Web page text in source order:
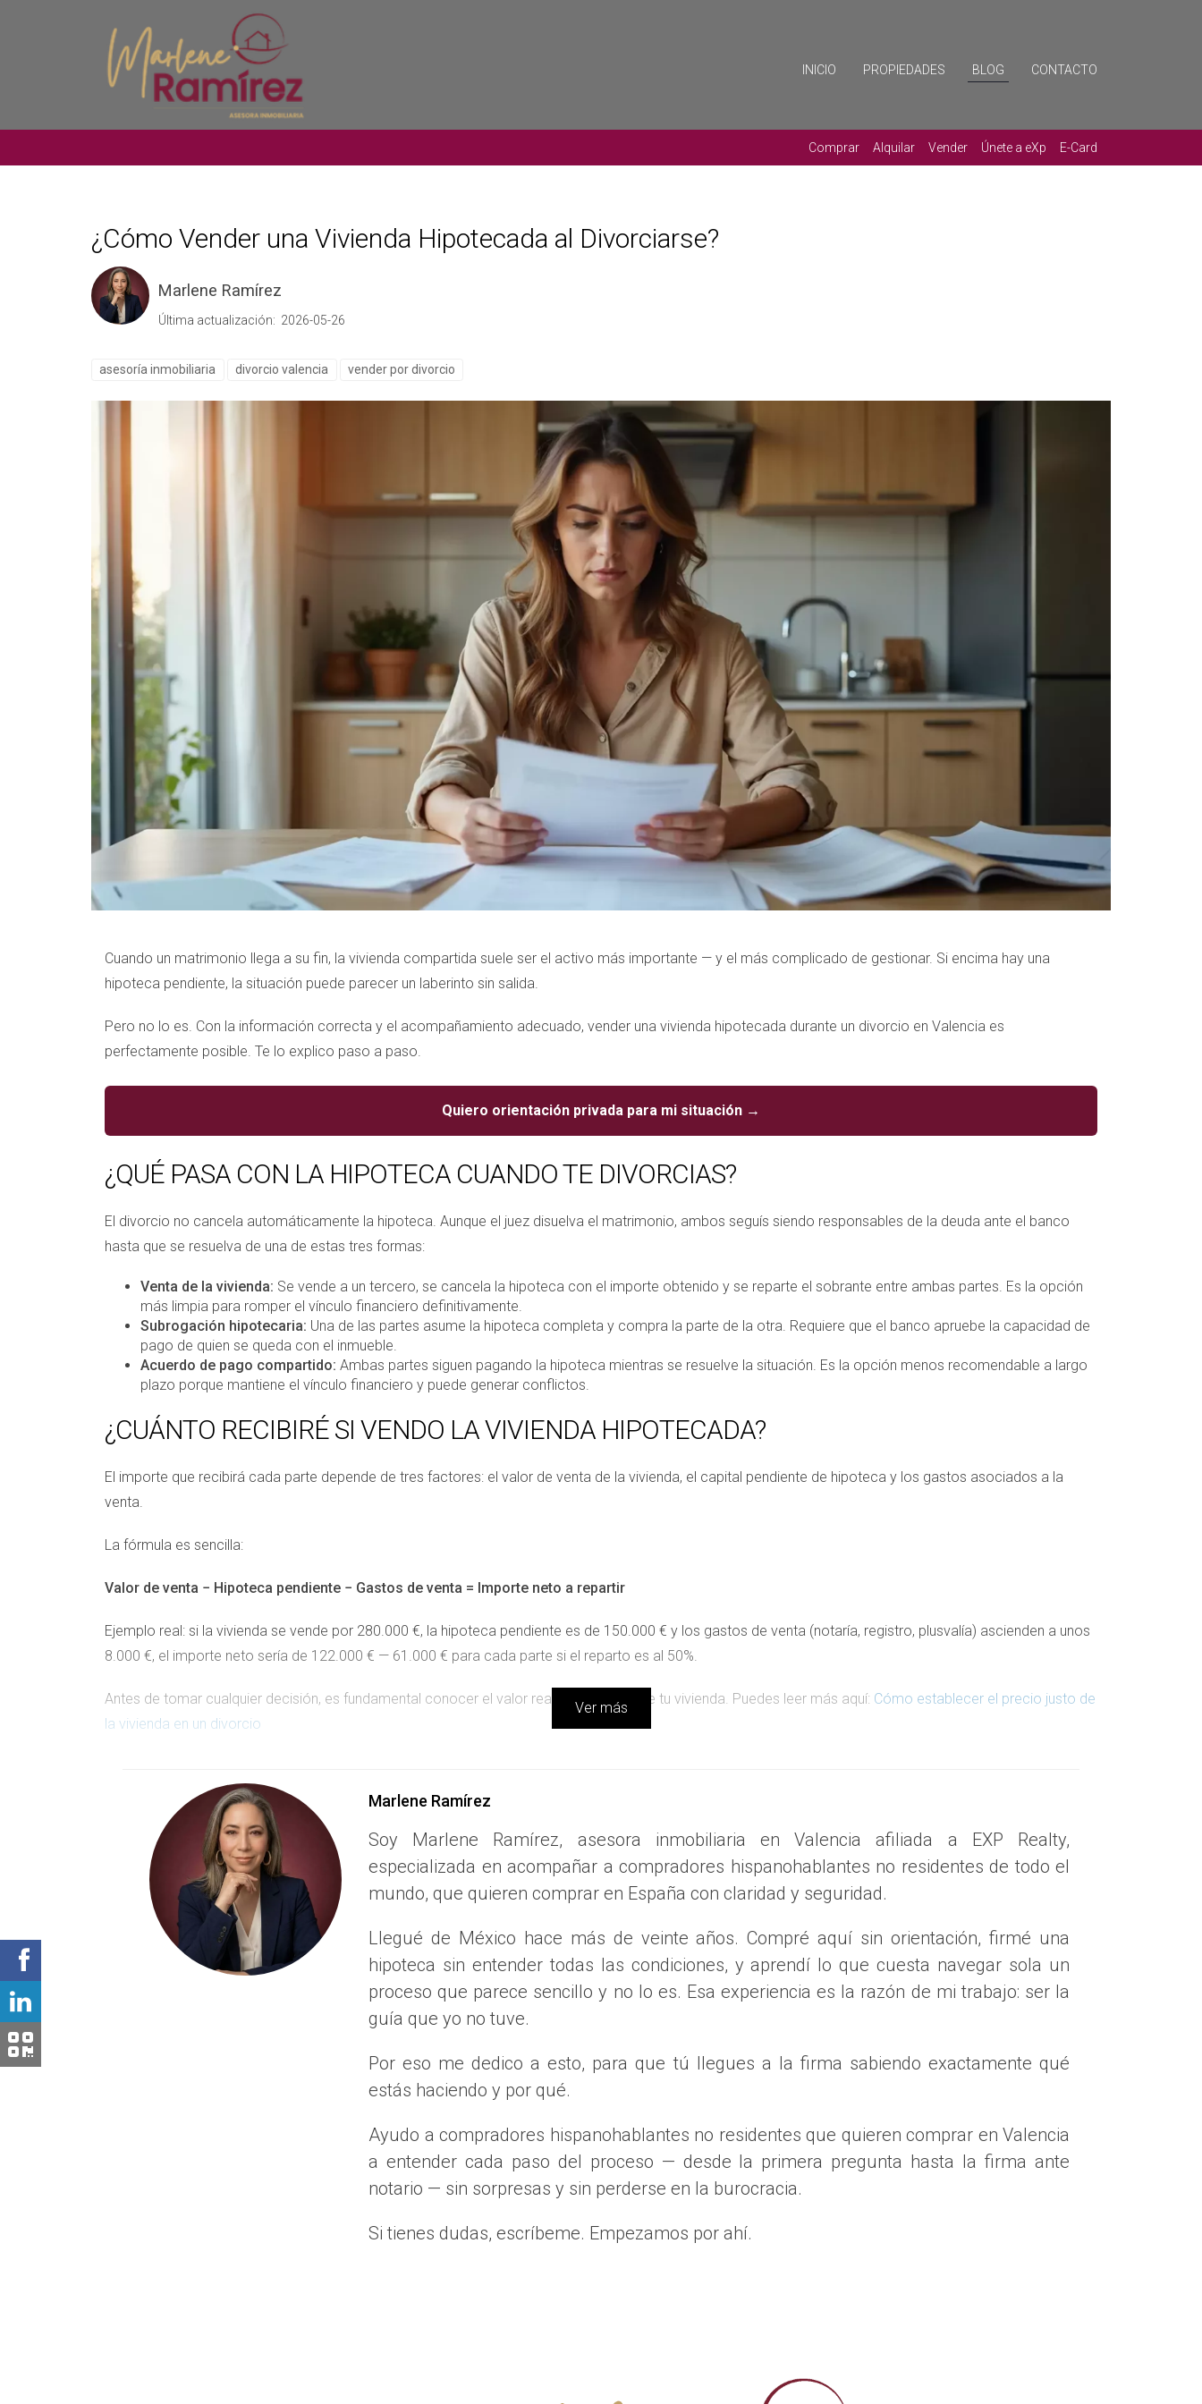
INICIO PROPIEDADES BLOG CONTACTO
Comprar Alquilar Vender Únete a eXp E-Card
¿Cómo Vender una Vivienda Hipotecada al Divorciarse?
Marlene Ramírez
Última actualización: 2026-05-26
asesoría inmobiliaria divorcio valencia vender por divorcio
Cuando un matrimonio llega a su fin, la vivienda compartida suele ser el activo más importante — y el más complicado de gestionar. Si encima hay una
hipoteca pendiente, la situación puede parecer un laberinto sin salida.
Pero no lo es. Con la información correcta y el acompañamiento adecuado, vender una vivienda hipotecada durante un divorcio en Valencia es
perfectamente posible. Te lo explico paso a paso.
Quiero orientación privada para mi situación →
¿QUÉ PASA CON LA HIPOTECA CUANDO TE DIVORCIAS?
El divorcio no cancela automáticamente la hipoteca. Aunque el juez disuelva el matrimonio, ambos seguís siendo responsables de la deuda ante el banco
hasta que se resuelva de una de estas tres formas:
Venta de la vivienda: Se vende a un tercero, se cancela la hipoteca con el importe obtenido y se reparte el sobrante entre ambas partes. Es la opción
más limpia para romper el vínculo financiero definitivamente.
Subrogación hipotecaria: Una de las partes asume la hipoteca completa y compra la parte de la otra. Requiere que el banco apruebe la capacidad de
pago de quien se queda con el inmueble.
Acuerdo de pago compartido: Ambas partes siguen pagando la hipoteca mientras se resuelve la situación. Es la opción menos recomendable a largo
plazo porque mantiene el vínculo financiero y puede generar conflictos.
¿CUÁNTO RECIBIRÉ SI VENDO LA VIVIENDA HIPOTECADA?
El importe que recibirá cada parte depende de tres factores: el valor de venta de la vivienda, el capital pendiente de hipoteca y los gastos asociados a la
venta.
La fórmula es sencilla:
Valor de venta − Hipoteca pendiente − Gastos de venta = Importe neto a repartir
Ejemplo real: si la vivienda se vende por 280.000 €, la hipoteca pendiente es de 150.000 € y los gastos de venta (notaría, registro, plusvalía) ascienden a unos
8.000 €, el importe neto sería de 122.000 € — 61.000 € para cada parte si el reparto es al 50%.
Antes de tomar cualquier decisión, es fundamental conocer el valor real de mercado de tu vivienda. Puedes leer más aquí: Cómo establecer el precio justo de
la vivienda en un divorcio
¿Y SI LA VENTA NO CUBRE LA HIPOTECA?
Es una situación que ocurre cuando el valor de mercado de la vivienda ha bajado respecto al momento en que se firmó la hipoteca, o cuando la hipoteca se
contrató con poco capital inicial y queda mucho por amortizar.
En ese caso, ambas partes seguirían siendo responsables del saldo deudor restante. Hay varias vías para gestionarlo:
Negociar con el banco una quita o reestructuración de la deuda
Asumir la diferencia entre ambas partes según un acuerdo privado
Es una situación que requiere asesoramiento legal y financiero específico además del inmobiliario. Si estás en este escenario, escríbeme y te oriento sobre
¿PUEDE UNO DE LOS DOS QUEDARSE CON LA CASA SI HAY HIPOTECA?
Sí, pero hay que cumplir un requisito clave: el banco tiene que aprobar la subrogación. Esto significa que quien se queda con la vivienda debe demostrar que
Ver más
Marlene Ramírez
Soy Marlene Ramírez, asesora inmobiliaria en Valencia afiliada a EXP Realty,
especializada en acompañar a compradores hispanohablantes no residentes de todo el
mundo, que quieren comprar en España con claridad y seguridad.
Llegué de México hace más de veinte años. Compré aquí sin orientación, firmé una
hipoteca sin entender todas las condiciones, y aprendí lo que cuesta navegar sola un
proceso que parece sencillo y no lo es. Esa experiencia es la razón de mi trabajo: ser la
guía que yo no tuve.
Por eso me dedico a esto, para que tú llegues a la firma sabiendo exactamente qué
estás haciendo y por qué.
Ayudo a compradores hispanohablantes no residentes que quieren comprar en Valencia
a entender cada paso del proceso — desde la primera pregunta hasta la firma ante
notario — sin sorpresas y sin perderse en la burocracia.
Si tienes dudas, escríbeme. Empezamos por ahí.